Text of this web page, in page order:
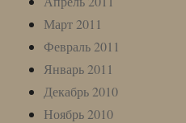
Март 2011
Февраль 2011
Январь 2011
Декабрь 2010
Ноябрь 2010